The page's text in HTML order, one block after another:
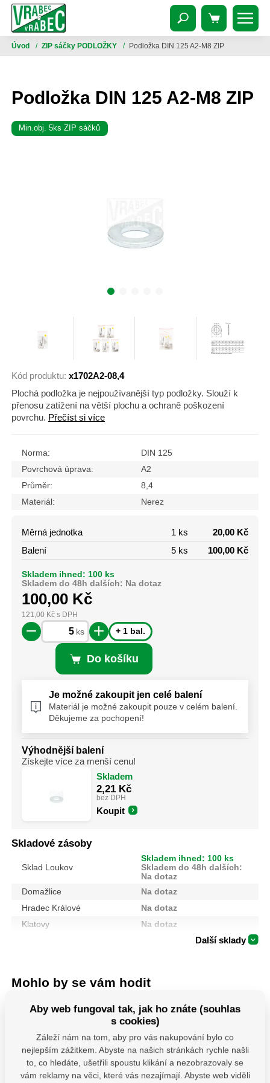
Úvod / ZIP sáčky PODLOŽKY / Podložka DIN 125 A2-M8 ZIP
Podložka DIN 125 A2-M8 ZIP
Min.obj. 5ks ZIP sáčků
Kód produktu: x1702A2-08,4
Plochá podložka je nejpoužívanější typ podložky. Slouží k
přenosu zatížení na větší plochu a ochraně poškození
povrchu. Přečíst si více
Norma:
DIN 125
Povrchová úprava:
A2
Průměr:
8,4
Materiál:
Nerez
Měrná jednotka 1 ks
20,00 Kč
Balení
5 ks 100,00 Kč
Skladem ihned: 100 ks
Skladem do 48h dalších: Na dotaz
100,00 Kč
121,00 Kčs DPH
ks + 1 bal.
Do košíku
Je možné zakoupit jen celé balení
Materiál je možné zakoupit pouze v celém balení.
Děkujeme za pochopení!
Výhodnější balení
Získejte více za menší cenu!
Skladem
2,21 Kč
bez DPH
Koupit
Skladové zásoby
Sklad Loukov
Skladem ihned: 100 ks
Skladem do 48h dalších:
Na dotaz
Domažlice
Na dotaz
Hradec Králové
Na dotaz
Klatovy
Na dotaz
Další sklady
Mohlo by se vám hodit
Aby web fungoval tak, jak ho znáte (souhlas
s cookies)
Záleží nám na tom, aby pro vás nakupování bylo co
nejlepším zážitkem. Abyste na našich stránkách rychle našli
to, co hledáte, ušetřili spoustu klikání a nezobrazovaly se
vám reklamy na věci, které vás nezajímají. Abyste web viděli